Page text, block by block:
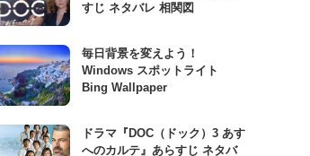
すじ ネタバレ 相関図
毎日背景を変えよう！
Windows スポットライト
Bing Wallpaper
ドラマ『DOC（ドック）3 あす
へのカルテ』あらすじ ネタバ